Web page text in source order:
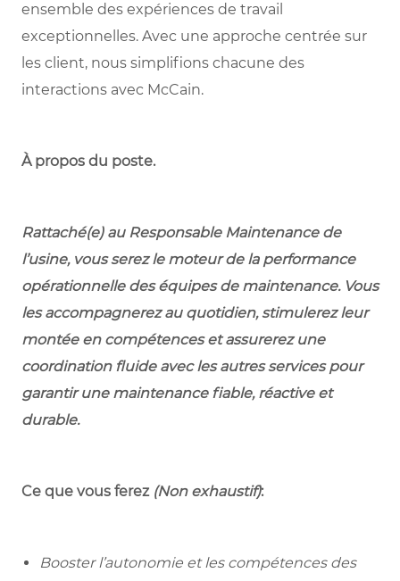
ensemble des expériences de travail
exceptionnelles. Avec une approche centrée sur
les client, nous simplifions chacune des
interactions avec McCain.
À propos du poste.
Rattaché(e) au Responsable Maintenance de
l’usine, vous serez le moteur de la performance
opérationnelle des équipes de maintenance. Vous
les accompagnerez au quotidien, stimulerez leur
montée en compétences et assurerez une
coordination fluide avec les autres services pour
garantir une maintenance fiable, réactive et
durable.
Ce que vous ferez (Non exhaustif):
Booster l’autonomie et les compétences des